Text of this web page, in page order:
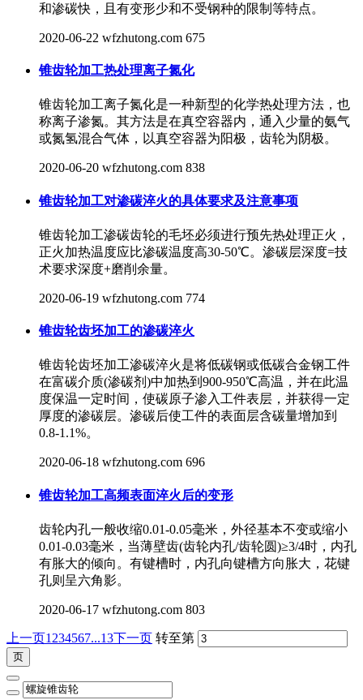
和渗碳快，且有变形少和不受钢种的限制等特点。
2020-06-22 wfzhutong.com 675
锥齿轮加工热处理离子氮化
锥齿轮加工离子氮化是一种新型的化学热处理方法，也
称离子渗氮。其方法是在真空容器内，通入少量的氨气
或氮氢混合气体，以真空容器为阳极，齿轮为阴极。
2020-06-20 wfzhutong.com 838
锥齿轮加工对渗碳淬火的具体要求及注意事项
锥齿轮加工渗碳齿轮的毛坯必须进行预先热处理正火，
正火加热温度应比渗碳温度高30-50℃。渗碳层深度=技
术要求深度+磨削余量。
2020-06-19 wfzhutong.com 774
锥齿轮齿坯加工的渗碳淬火
锥齿轮齿坯加工渗碳淬火是将低碳钢或低碳合金钢工件
在富碳介质(渗碳剂)中加热到900-950℃高温，并在此温
度保温一定时间，使碳原子渗入工件表层，并获得一定
厚度的渗碳层。渗碳后使工件的表面层含碳量增加到
0.8-1.1%。
2020-06-18 wfzhutong.com 696
锥齿轮加工高频表面淬火后的变形
齿轮内孔一般收缩0.01-0.05毫米，外径基本不变或缩小
0.01-0.03毫米，当薄壁齿(齿轮内孔/齿轮圆)≥3/4时，内孔
有胀大的倾向。有键槽时，内孔向键槽方向胀大，花键
孔则呈六角影。
2020-06-17 wfzhutong.com 803
上一页1 234567...13下一页 转至第